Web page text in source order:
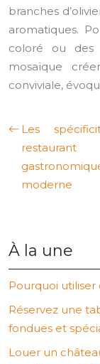
branches
aromatiques.
coloré ou des
mosaïque
conviviale,
Les
restaurant
moderne
À la une
Pourquoi utiliser
Réservez une
fondues et
Louer un